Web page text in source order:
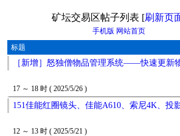
矿坛交易区帖子列表 [刷新页
手机版 网站首页
标题
［新增］怒独僧物品管理系统——快速更新
17 ～ 18 时 ( 2025/5/26 )
151佳能红圈镜头、佳能A610、索尼4K、
12 ～ 13 时 ( 2025/5/21 )